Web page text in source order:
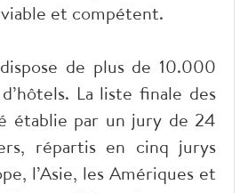
et compétent.
de plus de 10.000
La liste finale des
établie par un jury de 24
répartis en cinq jurys
l’Asie, les Amériques et